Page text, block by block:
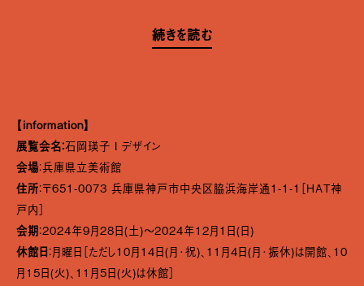
続きを読む
【information】
展覧会名：石岡瑛子 I デザイン
会場：兵庫県立美術館
住所：〒651-0073 兵庫県神戸市中央区脇浜海岸通1-1-1［HAT神
戸内］
会期：2024年9月28日(土)〜2024年12月1日(日)
休館日：月曜日［ただし10月14日(月･祝)、11月4日(月･振休)は開館、10
月15日(火)、11月5日(火)は休館］